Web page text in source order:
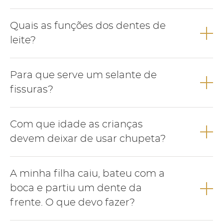
infância e pode ser removida numa consulta de medicina
dentária.
Quais as funções dos dentes de
leite?
mastigar, deglutir, manutenção de espaço para a correcta
erupção dos dentes definitivos e estética.
Para que serve um selante de
fissuras?
dos dentes com o objectivo de evitar a acumulação de restos
alimentares e prevenir o aparecimento de cárie.
Com que idade as crianças
devem deixar de usar chupeta?
criança deve deixar de usar chupeta até aos 3 anos de idade.
A minha filha caiu, bateu com a
boca e partiu um dente da
frente. O que devo fazer?